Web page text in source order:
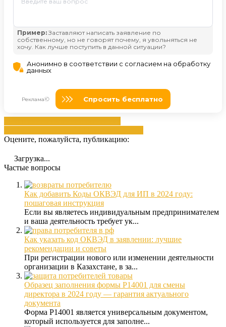
Оцените, пожалуйста, публикацию:
Загрузка...
Частые вопросы
Как добавить Коды ОКВЭД для ИП в 2024 году:
пошаговая инструкция
Если вы являетесь индивидуальным предпринимателем
и ваша деятельность требует ук...
Как указать код ОКВЭД в заявлении: лучшие
рекомендации и советы
При регистрации нового или изменении деятельности
организации в Казахстане, в за...
Образец заполнения формы Р14001 для смены
директора в 2024 году — гарантия актуального
документа
Форма Р14001 является универсальным документом,
который используется для заполне...